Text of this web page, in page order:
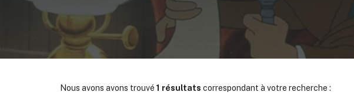
Nous avons avons trouvé 1 résultats correspondant à votre recherche :